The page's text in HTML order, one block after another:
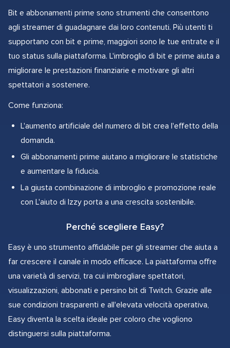
Bit e abbonamenti prime sono strumenti che consentono
agli streamer di guadagnare dai loro contenuti. Più utenti ti
supportano con bit e prime, maggiori sono le tue entrate e il
tuo status sulla piattaforma. L'imbroglio di bit e prime aiuta a
migliorare le prestazioni finanziarie e motivare gli altri
spettatori a sostenere.
Come funziona:
L'aumento artificiale del numero di bit crea l'effetto della
domanda.
Gli abbonamenti prime aiutano a migliorare le statistiche
e aumentare la fiducia.
La giusta combinazione di imbroglio e promozione reale
con L'aiuto di Izzy porta a una crescita sostenibile.
Perché scegliere Easy?
Easy è uno strumento affidabile per gli streamer che aiuta a
far crescere il canale in modo efficace. La piattaforma offre
una varietà di servizi, tra cui imbrogliare spettatori,
visualizzazioni, abbonati e persino bit di Twitch. Grazie alle
sue condizioni trasparenti e all'elevata velocità operativa,
Easy diventa la scelta ideale per coloro che vogliono
distinguersi sulla piattaforma.